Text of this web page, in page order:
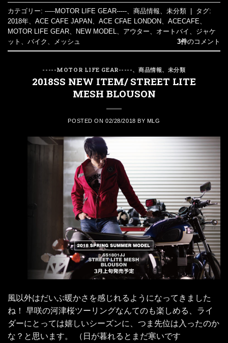
カテゴリー: -----MOTOR LIFE GEAR----- 商品情報 未分類
タグ:
2018年
ACE CAFE JAPAN ACE CFAE LONDON ACECAFE
MOTOR LIFE GEAR
NEW MODEL アウター オートバイ
ジャケ
ット
バイク メッシュ 3件のコメント
-----MOTOR LIFE GEAR-----、商品情報、 未分類
2018SS NEW ITEM/ STREET LITE
MESH BLOUSON
POSTED ON02/28/2018 BY MLG
風以外はだいぶ暖かさを感じれるようになってきました
ね！ 早咲の河津桜ツーリングなんてのも楽しめる、ライ
ダーにとっては嬉しいシーズンに、つま先位は入ったのか
な？と思います。 （日が暮れるとまだ寒いです